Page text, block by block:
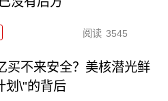
阅读 3545
买不来安全？美核潜光鲜
划\"的背后